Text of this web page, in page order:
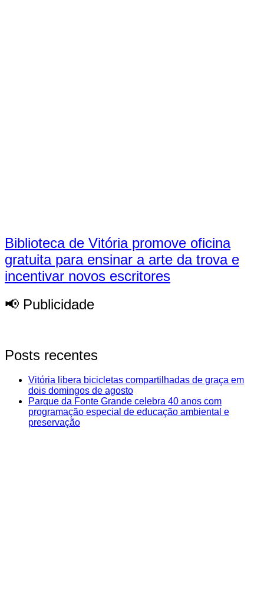
Biblioteca de Vitória promove oficina
gratuita para ensinar a arte da trova e
incentivar novos escritores
📢 Publicidade
Posts recentes
Vitória libera bicicletas compartilhadas de graça em
dois domingos de agosto
Parque da Fonte Grande celebra 40 anos com
programação especial de educação ambiental e
preservação